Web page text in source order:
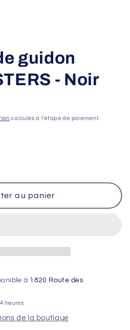
guidon
- Noir
calculés à l'étape de paiement.
au panier
à 1820 Route des
heures
de la boutique